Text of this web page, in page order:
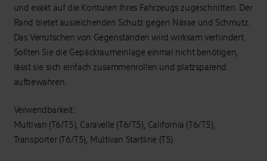
und exakt auf die Konturen Ihres Fahrzeugs zugeschnitten. Der
Rand bietet ausreichenden Schutz gegen Nässe und Schmutz.
Das Verrutschen von Gegenständen wird wirksam verhindert.
Sollten Sie die Gepäckraumeinlage einmal nicht benötigen,
lässt sie sich einfach zusammenrollen und platzsparend
aufbewahren.
Verwendbarkeit:
Multivan (T6/T5), Caravelle (T6/T5), California (T6/T5),
Transporter (T6/T5), Multivan Startline (T5)